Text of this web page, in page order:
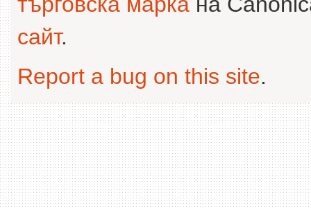
сайт.
Report a bug on this site.